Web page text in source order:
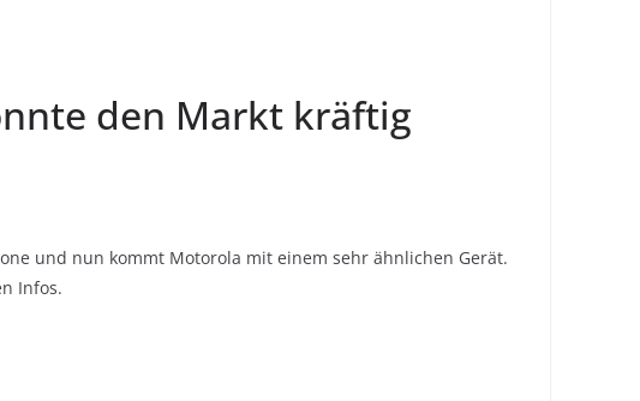
den Markt kräftig
und nun kommt Motorola mit einem sehr ähnlichen Gerät.
Infos.